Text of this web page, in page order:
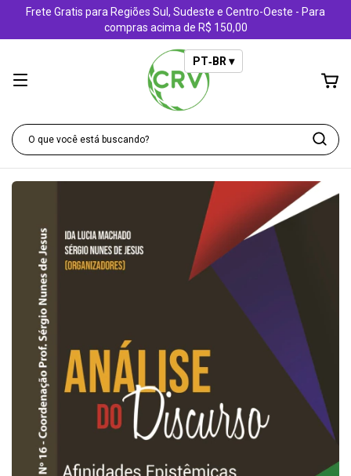
Frete Gratis para Regiões Sul, Sudeste e Centro-Oeste - Para
compras acima de R$ 150,00
PT‑BR ▾